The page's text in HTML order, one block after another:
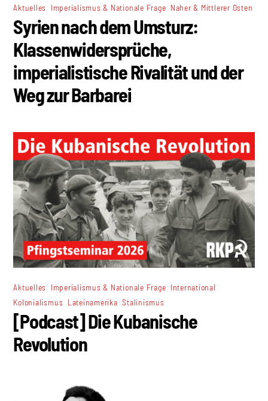
Aktuelles Imperialismus & Nationale Frage Naher & Mittlerer Osten
Syrien nach dem Umsturz:
Klassenwidersprüche,
imperialistische Rivalität und der
Weg zur Barbarei
Aktuelles Imperialismus & Nationale Frage International
Kolonialismus Lateinamerika ,Stalinismus
[Podcast] Die Kubanische
Revolution